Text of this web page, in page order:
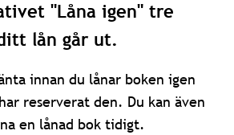
"Låna igen" tre
lån går ut.
innan du lånar boken igen
reserverat den. Du kan även
en lånad bok tidigt.